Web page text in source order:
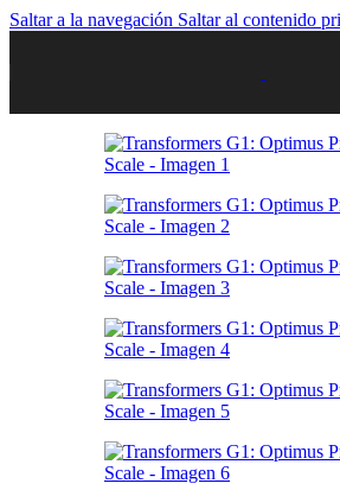
Saltar a la navegación Saltar al contenido